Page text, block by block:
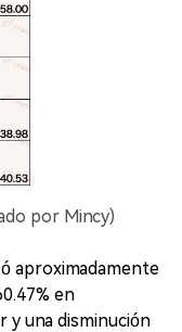
por Mincy)
aproximadamente
en
una disminución